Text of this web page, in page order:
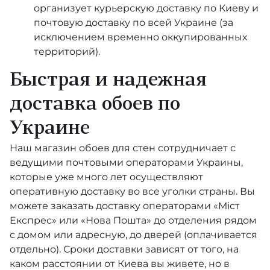
организует курьерскую доставку по Киеву и
почтовую доставку по всей Украине (за
исключением временно оккупированных
территорий).
Быстрая и надежная
доставка обоев по
Украине
Наш магазин обоев для стен сотрудничает с
ведущими почтовыми операторами Украины,
которые уже много лет осуществляют
оперативную доставку во все уголки страны. Вы
можете заказать доставку операторами «Міст
Експрес» или «Нова Пошта» до отделения рядом
с домом или адресную, до дверей (оплачивается
отдельно). Сроки доставки зависят от того, на
каком расстоянии от Киева вы живете, но в